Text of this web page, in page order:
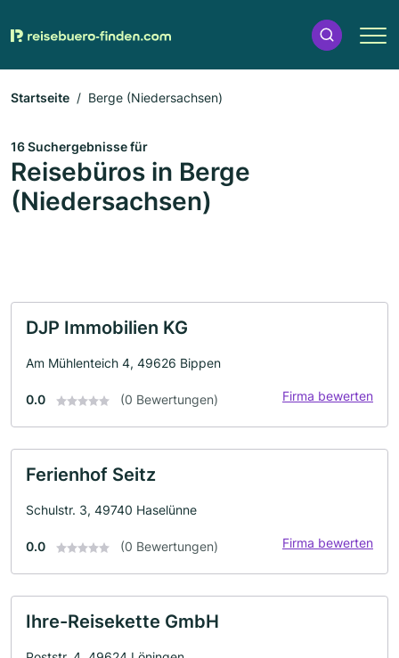
Startseite Berge (Niedersachsen)
16 Suchergebnisse für
Reisebüros in Berge
(Niedersachsen)
DJP Immobilien KG
Am Mühlenteich 4, 49626 Bippen
0.0 (0 Bewertungen) Firma bewerten
Ferienhof Seitz
Schulstr. 3, 49740 Haselünne
0.0 (0 Bewertungen) Firma bewerten
Ihre-Reisekette GmbH